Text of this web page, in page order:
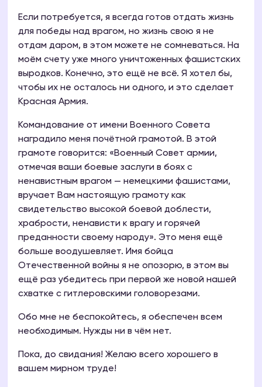
Если потребуется, я всегда готов отдать жизнь
для победы над врагом, но жизнь свою я не
отдам даром, в этом можете не сомневаться. На
моём счету уже много уничтоженных фашистских
выродков. Конечно, это ещё не всё. Я хотел бы,
чтобы их не осталось ни одного, и это сделает
Красная Армия.
Командование от имени Военного Совета
наградило меня почётной грамотой. В этой
грамоте говорится: «Военный Совет армии,
отмечая ваши боевые заслуги в боях с
ненавистным врагом — немецкими фашистами,
вручает Вам настоящую грамоту как
свидетельство высокой боевой доблести,
храбрости, ненависти к врагу и горячей
преданности своему народу». Это меня ещё
больше воодушевляет. Имя бойца
Отечественной войны я не опозорю, в этом вы
ещё раз убедитесь при первой же новой нашей
схватке с гитлеровскими головорезами.
Обо мне не беспокойтесь, я обеспечен всем
необходимым. Нужды ни в чём нет.
Пока, до свидания! Желаю всего хорошего в
вашем мирном труде!